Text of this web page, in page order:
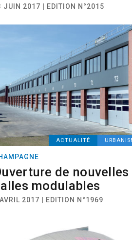
JUIN 2017 | EDITION N°2015
ACTUALITÉ
de nouvelles
modulables
2017 | EDITION N°1969